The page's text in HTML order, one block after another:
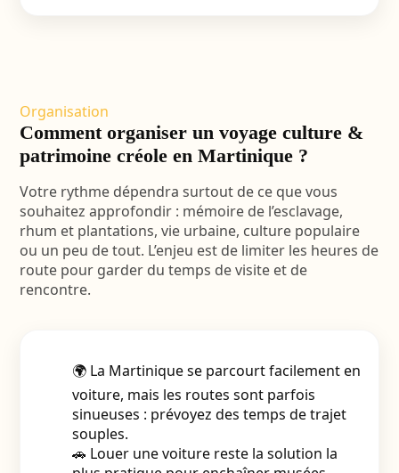
Organisation
Comment organiser un voyage culture &
patrimoine créole en Martinique ?
Votre rythme dépendra surtout de ce que vous
souhaitez approfondir : mémoire de l’esclavage,
rhum et plantations, vie urbaine, culture populaire
ou un peu de tout. L’enjeu est de limiter les heures de
route pour garder du temps de visite et de
rencontre.
🌍 La Martinique se parcourt facilement en
voiture, mais les routes sont parfois
sinueuses : prévoyez des temps de trajet
souples.
🚗 Louer une voiture reste la solution la